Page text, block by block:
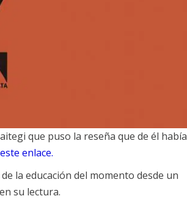
que puso la reseña que de él había
este enlace.
la educación del momento desde un
su lectura.